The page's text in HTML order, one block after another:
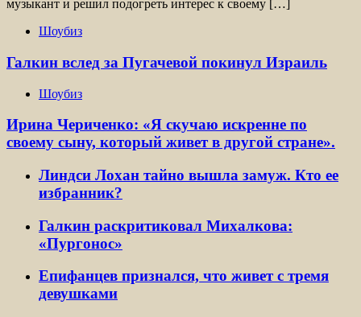
музыкант и решил подогреть интерес к своему […]
Шоубиз
Галкин вслед за Пугачевой покинул Израиль
Шоубиз
Ирина Чериченко: «Я скучаю искренне по
своему сыну, который живет в другой стране».
Линдси Лохан тайно вышла замуж. Кто ее
избранник?
Галкин раскритиковал Михалкова:
«Пургонос»
Епифанцев признался, что живет с тремя
девушками